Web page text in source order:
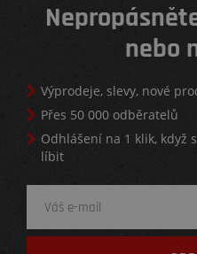
nebo
Výprodeje, slevy, nové
Přes 50 000 odběratelů
Odhlášení na 1 klik, když
líbit